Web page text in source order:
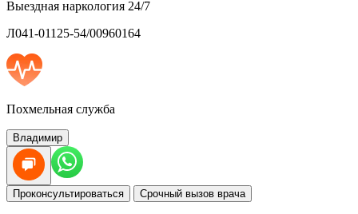
Выездная наркология 24/7
Л041-01125-54/00960164
Похмельная служба
Владимир
Проконсультироваться Срочный вызов врача